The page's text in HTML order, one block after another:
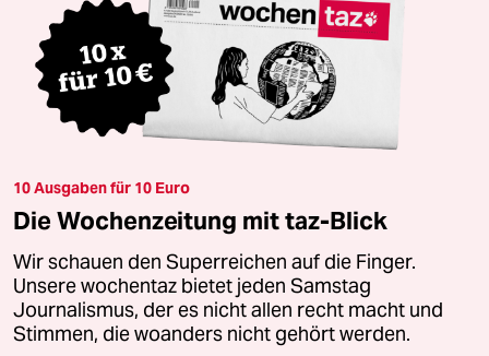
10 Ausgaben für 10 Euro
Die Wochenzeitung mit taz-Blick
Wir schauen den Superreichen auf die Finger.
Unsere wochentaz bietet jeden Samstag
Journalismus, der es nicht allen recht macht und
Stimmen, die woanders nicht gehört werden.